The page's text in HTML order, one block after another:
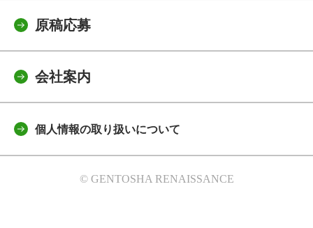
原稿応募
会社案内
個人情報の取り扱いについて
© GENTOSHA RENAISSANCE